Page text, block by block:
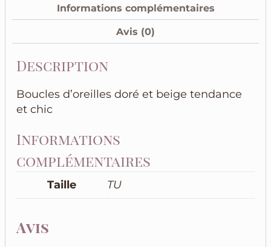
Informations complémentaires
Avis (0)
Description
Boucles d’oreilles doré et beige tendance
et chic
Informations
complémentaires
Taille TU
Avis